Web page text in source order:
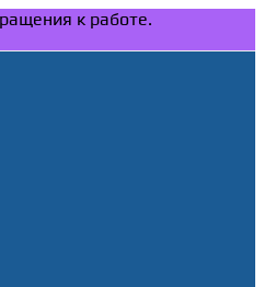
к работе.